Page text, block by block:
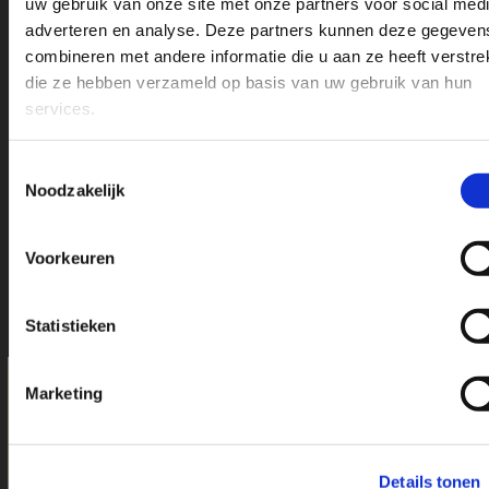
adverteren en analyse. Deze partners kunnen deze
combineren met andere informatie die u aan ze heeft
die ze hebben verzameld op basis van uw gebruik van hun
services.
Noodzakelijk
Voorkeuren
Statistieken
Marketing
Details tonen
Doe hier uw inspiratie op en Bekijk onze merken